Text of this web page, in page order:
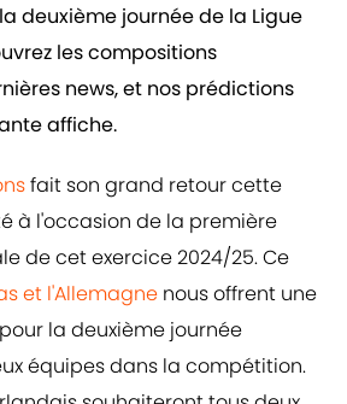
deuxième journée de la Ligue
les compositions
news, et nos prédictions
affiche.
fait son grand retour cette
à l'occasion de la première
de cet exercice 2024/25. Ce
et l'Allemagne nous offrent une
la deuxième journée
équipes dans la compétition.